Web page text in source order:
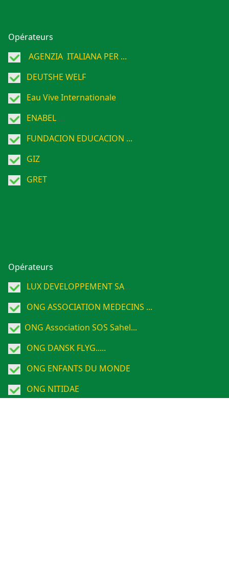
Opérateurs
AGENZIA ITALIANA PER ...
DEUTSHE WELF
Eau Vive Internationale
ENABEL....
FUNDACION EDUCACION ...
GIZ
GRET
Opérateurs
LUX DEVELOPPEMENT SA...
ONG ASSOCIATION MEDECINS ...
ONG Association SOS Sahel...
ONG DANSK FLYG.....
ONG ENFANTS DU MONDE
ONG NITIDAE